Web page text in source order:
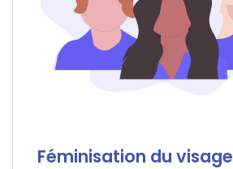
Féminisation du visage